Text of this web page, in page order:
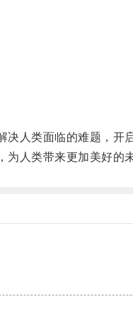
人类面临的难题，开
人类带来更加美好的未